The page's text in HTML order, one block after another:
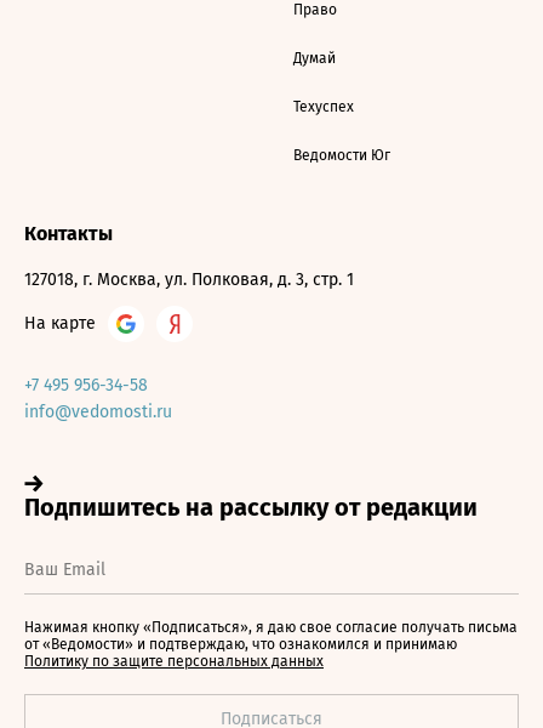
Право
Думай
Техуспех
Ведомости Юг
Контакты
127018, г. Москва, ул. Полковая, д. 3, стр. 1
На карте
+7 495 956-34-58
info@vedomosti.ru
Нажимая кнопку «Подписаться», я даю свое согласие получать письма
от «Ведомости» и подтверждаю, что ознакомился и принимаю
Политику по защите персональных данных